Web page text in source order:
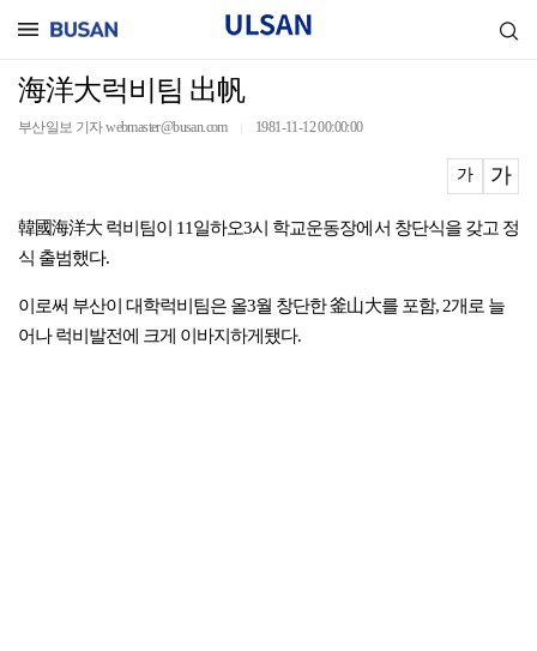
海洋大럭비팀 出帆
부산일보 기자 webmaster@busan.com 1981-11-12 00:00:00
가 가
韓國海洋大 럭비팀이 11일하오3시 학교운동장에서 창단식을 갖고 정
식 출범했다.
이로써 부산이 대학럭비팀은 올3월 창단한 釜山大를 포함, 2개로 늘
어나 럭비발전에 크게 이바지하게됐다.